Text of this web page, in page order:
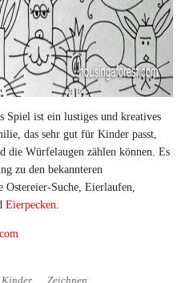
Spiel ist ein lustiges und kreatives
das sehr gut für Kinder passt,
die Würfelaugen zählen können. Es
zu den bekannteren
Ostereier-Suche, Eierlaufen,
Eierpecken
Kinder Zeichnen